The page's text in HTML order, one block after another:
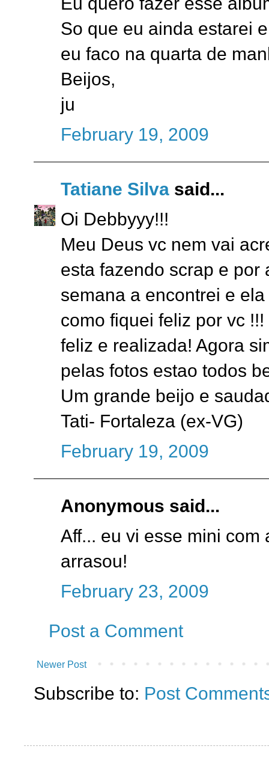
So que eu ainda estarei
eu faco na quarta de
Beijos,
ju
February 19, 2009
Tatiane Silva said...
Oi Debbyyy!!!
Meu Deus vc nem vai
esta fazendo scrap e por
semana a encontrei e
como fiquei feliz por vc
feliz e realizada! Agora
pelas fotos estao todos
Um grande beijo e
Tati- Fortaleza (ex-VG)
February 19, 2009
Anonymous said...
Aff... eu vi esse mini com
arrasou!
February 23, 2009
Post a Comment
Newer Post
Subscribe to: Post